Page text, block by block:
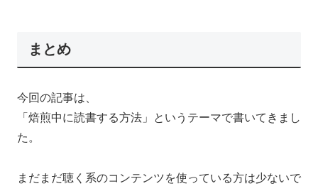
まとめ
今回の記事は、
「焙煎中に読書する方法」というテーマで書いてきまし
た。
まだまだ聴く系のコンテンツを使っている方は少ないで